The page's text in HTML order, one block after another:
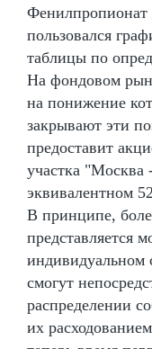
Фенилпропионат
пользовался
таблицы по
На фондовом
на понижение
закрывают эти
предоставит
участка
эквивалентном
В принципе,
представляется
индивидуальном
смогут
распределении
их